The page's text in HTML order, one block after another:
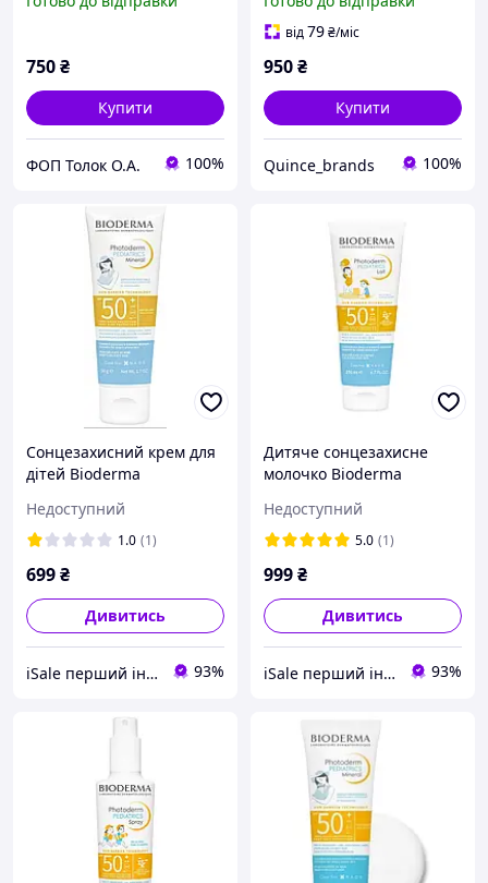
SPF50+
750₴
Купити
ФОП Толок О.А. 100%
від79₴/міс
950₴
Купити
Quince_brands 100%
Сонцезахисний крем для
дітей Bioderma
Mineral SPF50+ 50 g
Недоступний
1.0 (1)
699₴
Дивитись
iSale перший інтернет-магазин чесних цін и оригінальних товарів 93%
Дитяче сонцезахисне
молочко Bioderma
SPF50+ 200 ml
Недоступний
5.0 (1)
999₴
Дивитись
iSale перший інтернет-магазин чесних цін и оригінальних товарів 93%